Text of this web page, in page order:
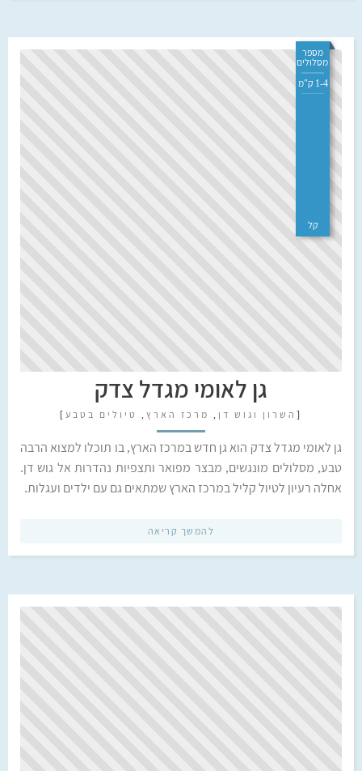
מספר
מסלולים
1-4 ק"מ
קל
גן לאומי מגדל צדק
[ השרון וגוש דן , מרכז הארץ , טיולים בטבע ]
גן לאומי מגדל צדק הוא גן חדש במרכז הארץ, בו תוכלו למצוא הרבה
טבע, מסלולים מונגשים, מבצר מפואר ותצפיות נהדרות אל גוש דן.
אחלה רעיון לטיול קליל במרכז הארץ שמתאים גם עם ילדים ועגלות.
להמשך קריאה